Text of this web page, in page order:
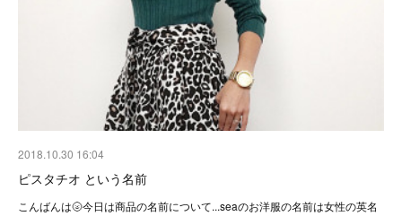
2018.10.30 16:04
ピスタチオ という名前
こんばんは🌝今日は商品の名前について...seaのお洋服の名前は女性の英名